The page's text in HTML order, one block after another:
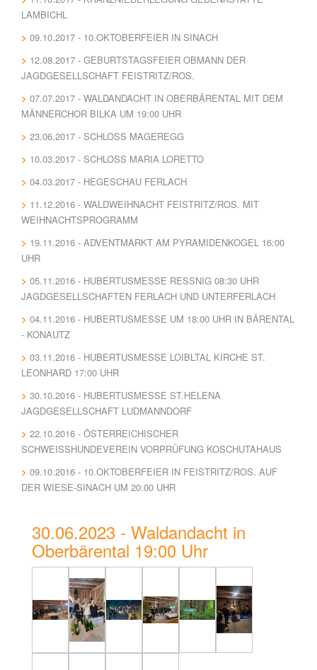
LAMBICHL
09.10.2017 - 10.OKTOBERFEIER IN SINACH
12.08.2017 - GEBURTSTAGSFEIER OBMANN DER
JAGDGESELLSCHAFT FEISTRITZ/ROS.
07.07.2017 - WALDANDACHT IN OBERBÄRENTAL MIT DEM
MÄNNERCHOR BILKA UM 19:00 UHR
23.06.2017 - SCHLOSS MAGEREGG
10.03.2017 - SCHLOSS MARIA LORETTO
04.03.2017 - HEGESCHAU FERLACH
11.12.2016 - WALDWEIHNACHT FEISTRITZ/ROS. MIT
WEIHNACHTSPROGRAMM
19.11.2016 - ADVENTMARKT AM PYRAMIDENKOGEL 16:00
UHR
05.11.2016 - HUBERTUSMESSE RESSNIG 08:30 UHR J
AGDGESELLSCHAFTEN FERLACH UND UNTERFERLACH
04.11.2016 - HUBERTUSMESSE UM 18:00 UHR IN BÄRENTAL
- KONAUTZ
03.11.2016 - HUBERTUSMESSE LOIBLTAL KIRCHE ST.
LEONHARD 17:00 UHR
30.10.2016 - HUBERTUSMESSE ST.HELENA
JAGDGESELLSCHAFT LUDMANNDORF
22.10.2016 - ÖSTERREICHISCHER
SCHWEISSHUNDEVEREIN VORPRÜFUNG KOSCHUTAHAUS
09.10.2016 - 10.OKTOBERFEIER IN FEISTRITZ/ROS. AUF
DER WIESE-SINACH UM 20:00 UHR
30.06.2023 - Waldandacht in
Oberbärental 19:00 Uhr